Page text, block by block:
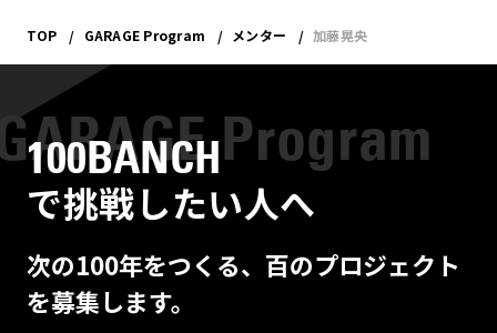
TOP GARAGE Program メンター 加藤晃央
100BANCH
で挑戦したい人へ
次の100年をつくる、百のプロジェクト
を募集します。